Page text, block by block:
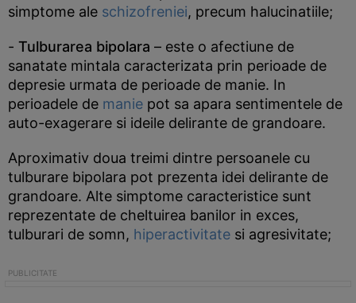
simptome ale schizofreniei, precum halucinatiile;
- Tulburarea bipolara – este o afectiune de
sanatate mintala caracterizata prin perioade de
depresie urmata de perioade de manie. In
perioadele de manie pot sa apara sentimentele de
auto-exagerare si ideile delirante de grandoare.
Aproximativ doua treimi dintre persoanele cu
tulburare bipolara pot prezenta idei delirante de
grandoare. Alte simptome caracteristice sunt
reprezentate de cheltuirea banilor in exces,
tulburari de somn, hiperactivitate si agresivitate;